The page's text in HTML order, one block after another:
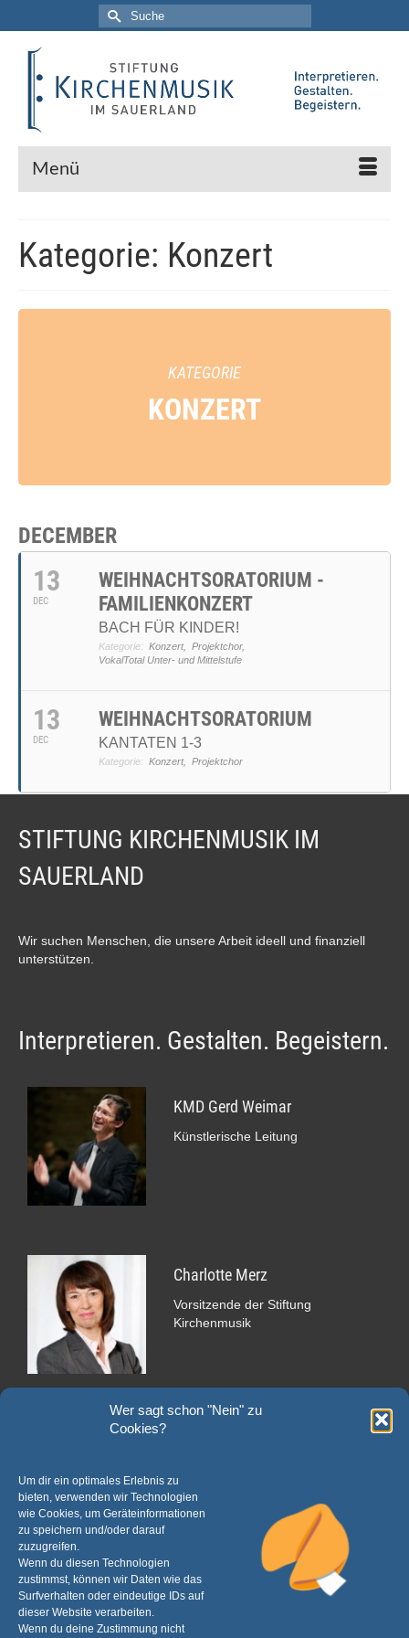
Wer sagt schon "Nein" zu
Cookies?
Um dir ein optimales Erlebnis zu
bieten, verwenden wir Technologien
wie Cookies, um Geräteinformationen
zu speichern und/oder darauf
zuzugreifen.
Wenn du diesen Technologien
zustimmst, können wir Daten wie das
Surfverhalten oder eindeutige IDs auf
dieser Website verarbeiten.
Wenn du deine Zustimmung nicht
Suche
nach:
Menü
Kategorie: Konzert
KATEGORIE
KONZERT
DECEMBER
13
DEC
WEIHNACHTSORATORIUM -
FAMILIENKONZERT
BACH FÜR KINDER!
Kategorie: Konzert,
Projektchor,
VokalTotal Unter- und Mittelstufe
13
DEC
WEIHNACHTSORATORIUM
KANTATEN 1-3
Kategorie: Konzert, Projektchor
STIFTUNG KIRCHENMUSIK IM
SAUERLAND
Wir suchen Menschen, die unsere Arbeit ideell und finanziell
unterstützen.
Interpretieren. Gestalten. Begeistern.
KMD Gerd Weimar
Künstlerische Leitung
Charlotte Merz
Vorsitzende der Stiftung
Kirchenmusik
Bankverbindung
IBAN DE06 3506 0190 0005 0050 00
Verwendungszweck:
"Spende Stiftung Kirchenmusik im Sauerland" oder
"Zustiftung Stiftung Kirchenmusik im Sauerland"
Wenn Sie eine Spendenquittung erhalten möchten, notieren Sie bitte im
Verwendungszweck zusätzlich Ihren Namen sowie Ihre Adresse.